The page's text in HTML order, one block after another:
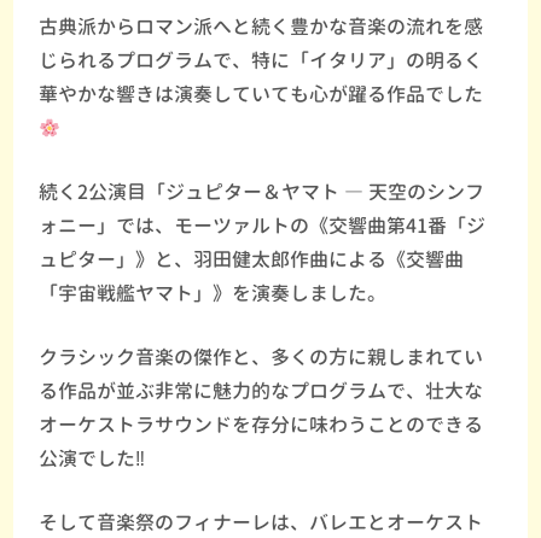
古典派からロマン派へと続く豊かな音楽の流れを感
じられるプログラムで、特に「イタリア」の明るく
華やかな響きは演奏していても心が躍る作品でした
続く2公演目「ジュピター＆ヤマト ― 天空のシンフ
ォニー」では、モーツァルトの《交響曲第41番「ジ
ュピター」》と、羽田健太郎作曲による《交響曲
「宇宙戦艦ヤマト」》を演奏しました。
クラシック音楽の傑作と、多くの方に親しまれてい
る作品が並ぶ非常に魅力的なプログラムで、壮大な
オーケストラサウンドを存分に味わうことのできる
公演でした‼︎
そして音楽祭のフィナーレは、バレエとオーケスト